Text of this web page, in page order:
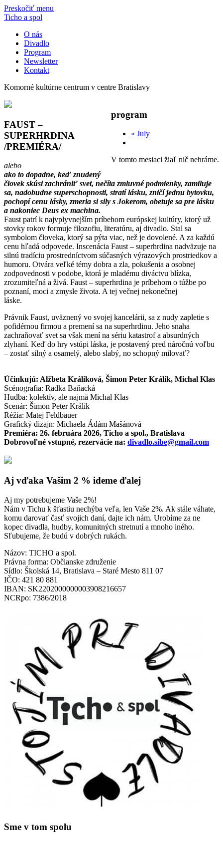
Preskočiť menu
Ticho a spol
O nás
Divadlo
Program
Newsletter
Kontakt
Komorné kultúrne centrum v centre Bratislavy
program
« July
V tomto mesiaci žiaľ nič nehráme.
FAUST –
SUPERHRDINA
/PREMIÉRA/
alebo
ako to dopadne, keď znudený
človek skúsi zachrániť svet, nečíta zmluvné podmienky, zamiluje
sa, nadobudne superschopnosti, stratí lásku, zničí jednu bytovku,
pochopí cenu lásky, zmeria si sily s Jokerom, obetuje sa pre lásku
a nakoniec Deus ex machina.
Faust patrí k najvplyvnejším príbehom európskej kultúry, ktorý už
stovky rokov formuje filozofiu, literatúru, aj divadlo. Stal sa
symbolom človeka, ktorý sa pýta viac, než je dovolené. A za každú
cenu hľadá odpovede. Inscenácia Faust – superhrdina nadväzuje na
silnú tradíciu prostredníctvom súčasných výrazových prostriedkov a
humoru. Otvára veľké témy dobra a zla, pokušenia a osobnej
zodpovednosti v podobe, ktorá je mladému diváctvu blízka,
zrozumiteľná a živá. Faust – superhrdina je príbehom o túžbe po
poznaní, moci a zmysle života. A tej večnej nekonečnej
láske.
Právnik Faust, uväznený vo svojej kancelárii, sa z nudy zapletie s
pofidérnou firmou a premení sa na superhrdinu. Jeho snaha
zachraňovať svet sa však mení na sériu katastrof a absurdných
zlyhaní. Keď do hry vstúpi láska, je postavený pred náročnú voľbu
– zostať silný a osamelý, alebo slabý, no schopný milovať?
Účinkujú: Alžbeta Králiková, Šimon Peter Králik, Michal Klas
Scénografia: Radka Baňacká
Hudba: kolektív, ale najmä Michal Klas
Scenár: Šimon Peter Králik
Réžia: Matej Feldbauer
Grafický dizajn: Michaela Ádám Mašánová
Premiéra: 26. februára 2026, Ticho a spol., Bratislava
Dobrovoľné vstupné, rezervácie na: divadlo.sibe@gmail.com
Aj vďaka Vašim 2 % ideme ďalej
Aj my potrebujeme Vaše 2%!
Nám v Tichu k šťastiu nechýba veľa, len Vaše 2%. Ak stále váhate,
komu darovať časť svojich daní, dajte ich nám. Urobíme za ne
kopec divadla, hudby, komunitných stretnutí a mnoho iného.
Sľubujeme, že budú v dobrých rukách.
Názov: TICHO a spol.
Právna forma: Občianske združenie
Sídlo: Školská 14, Bratislava – Staré Mesto 811 07
IČO: 421 80 881
IBAN: SK2202000000003908216657
NCRpo: 7386/2018
Sme v tom spolu